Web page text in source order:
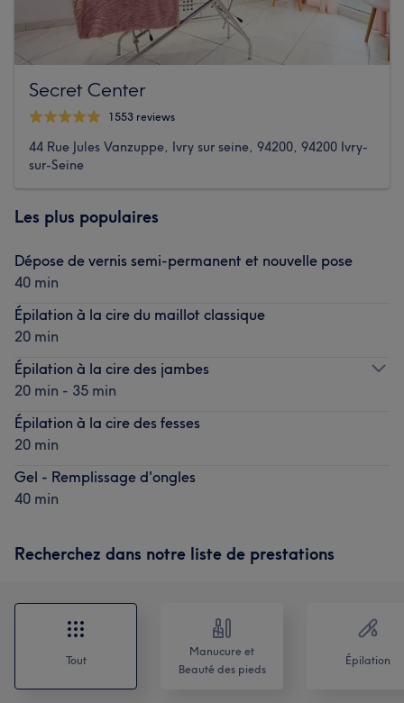
Secret Center
1553 reviews
44 Rue Jules Vanzuppe, Ivry sur seine, 94200, 94200 Ivry-
sur-Seine
Les plus populaires
Dépose de vernis semi-permanent et nouvelle pose
40 min
Épilation à la cire du maillot classique
20 min
Épilation à la cire des jambes
20 min - 35 min
Épilation à la cire des fesses
20 min
Gel - Remplissage d'ongles
40 min
Recherchez dans notre liste de prestations
Tout
Manucure et
Beauté des pieds
Épilation